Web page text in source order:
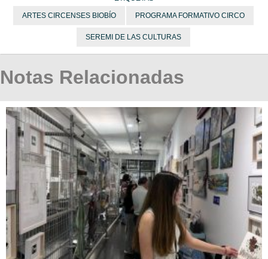
ARTES CIRCENSES BIOBÍO PROGRAMA FORMATIVO CIRCO
SEREMI DE LAS CULTURAS
Notas Relacionadas